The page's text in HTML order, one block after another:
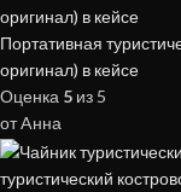
Портативная
оригинал) в кейсе
Оценка 5 из 5
от Aнна
туристический